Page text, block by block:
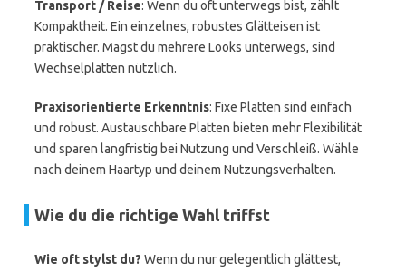
Transport / Reise: Wenn du oft unterwegs bist, zählt
Kompaktheit. Ein einzelnes, robustes Glätteisen ist
praktischer. Magst du mehrere Looks unterwegs, sind
Wechselplatten nützlich.
Praxisorientierte Erkenntnis: Fixe Platten sind einfach
und robust. Austauschbare Platten bieten mehr Flexibilität
und sparen langfristig bei Nutzung und Verschleiß. Wähle
nach deinem Haartyp und deinem Nutzungsverhalten.
Wie du die richtige Wahl triffst
Wie oft stylst du? Wenn du nur gelegentlich glättest,